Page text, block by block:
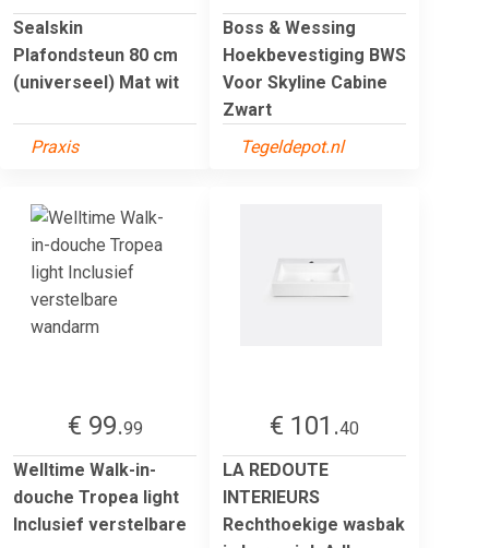
Sealskin
Plafondsteun 80 cm
(universeel) Mat wit
Praxis
Boss & Wessing
Hoekbevestiging BWS
Voor Skyline Cabine
Zwart
Tegeldepot.nl
€ 99.99
Welltime Walk-in-
douche Tropea light
Inclusief verstelbare
€ 101.40
LA REDOUTE
INTERIEURS
Rechthoekige wasbak